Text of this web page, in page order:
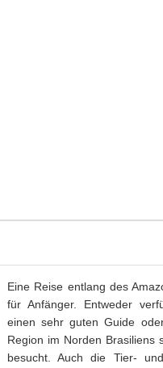
Eine Reise entlang des
für Anfänger. Entweder
einen sehr guten Guide
Region im Norden Brasiliens
besucht. Auch die Tier-